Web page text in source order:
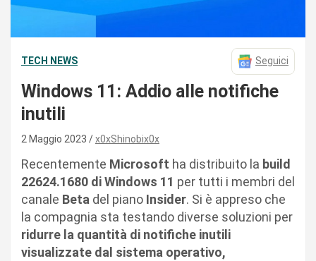
TECH NEWS Seguici
Windows 11: Addio alle notifiche
inutili
2 Maggio 2023 x0xShinobix0x
Recentemente Microsoft ha distribuito la build
22624.1680 di Windows 11 per tutti i membri del
canale Beta del piano Insider. Si è appreso che
la compagnia sta testando diverse soluzioni per
ridurre la quantità di notifiche inutili
visualizzate dal sistema operativo,